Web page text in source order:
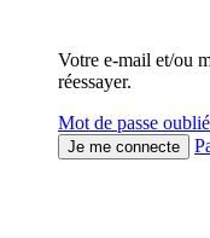
Votre e-mail et/ou
réessayer.
Mot de passe